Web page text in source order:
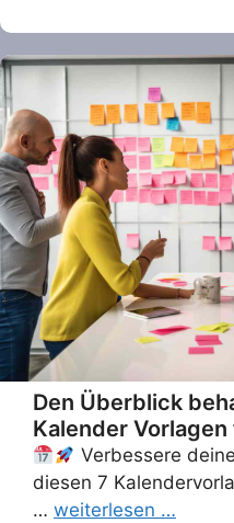
Den Überblick
Kalender
Verbessere
diesen 7
… weiterlesen …